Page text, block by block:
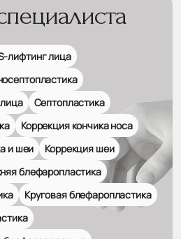
лифтинг лица
Септопластика
Коррекция кончика носа
и шеи
Коррекция шеи
блефаропластика
Круговая блефаропластика